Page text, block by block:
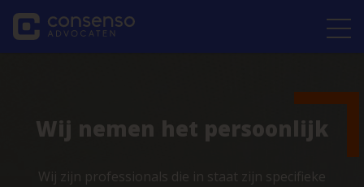
Wij nemen het persoonlijk
Wij zijn professionals die in staat zijn specifieke